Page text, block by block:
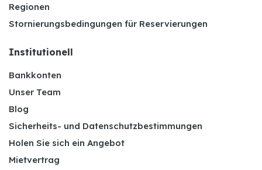
Regionen
Stornierungsbedingungen für Reservierungen
Institutionell
Bankkonten
Unser Team
Blog
Sicherheits- und Datenschutzbestimmungen
Holen Sie sich ein Angebot
Mietvertrag